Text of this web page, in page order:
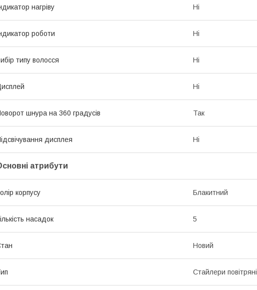
нагріву Ні
роботи Ні
типу волосся Ні
Ні
шнура на 360 градусів Так
дисплея Ні
атрибути
корпусу Блакитний
насадок 5
Новий
Стайлери повітряні